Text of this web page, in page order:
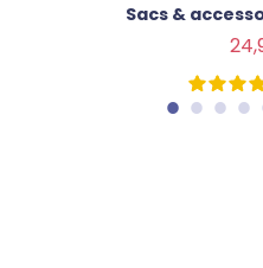
Sacs &